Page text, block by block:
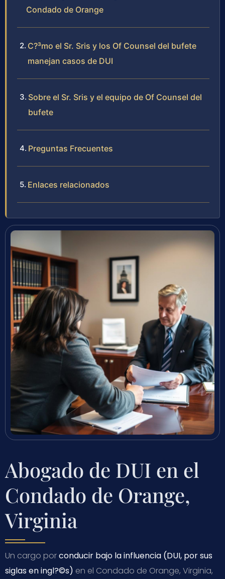
Condado de Orange
C?³mo el Sr. Sris y los Of Counsel del bufete
manejan casos de DUI
Sobre el Sr. Sris y el equipo de Of Counsel del
bufete
Preguntas Frecuentes
Enlaces relacionados
Abogado de DUI en el
Condado de Orange,
Virginia
Un cargo porconducir bajo la influencia (DUI, por sus
siglas en ingl?©s) en el Condado de Orange, Virginia,